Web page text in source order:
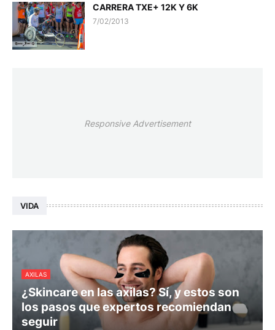
CARRERA TXE+ 12K Y 6K
7/02/2013
Responsive Advertisement
VIDA
AXILAS
¿Skincare en las axilas? Sí, y estos son
los pasos que expertos recomiendan
seguir